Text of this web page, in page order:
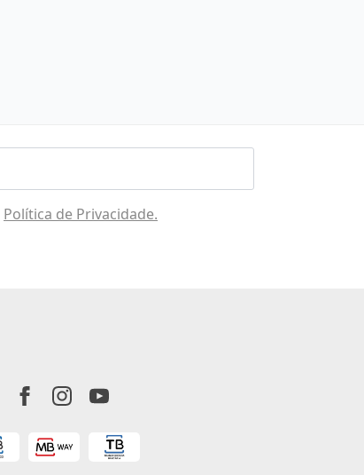
Política de Privacidade.